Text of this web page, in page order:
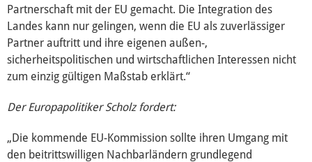
Auswärtige Angelegenheiten (EP)
Europäische Linkspartei
Partnerschaft mit der EU gemacht. Die Integration des
Landes kann nur gelingen, wenn die EU als zuverlässiger
Partner auftritt und ihre eigenen außen-,
sicherheitspolitischen und wirtschaftlichen Interessen nicht
zum einzig gültigen Maßstab erklärt.“
Der Europapolitiker Scholz fordert:
„Die kommende EU-Kommission sollte ihren Umgang mit
den beitrittswilligen Nachbarländern grundlegend